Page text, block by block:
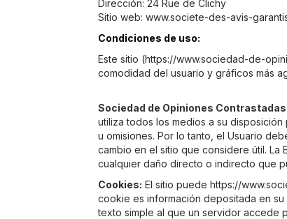
Dirección: 24 Rue de Clichy
Sitio web: www.societe-des-avis-
Condiciones de uso:
Este sitio (https://www.sociedad-de-
comodidad del usuario y gráficos más
Sociedad de Opiniones Contrastadas
utiliza todos los medios a su
u omisiones. Por lo tanto, el Usuario
cambio en el sitio que considere útil. La
cualquier daño directo o indirecto que
Cookies: El sitio puede https://
cookie es información depositada en
texto simple al que un servidor accede